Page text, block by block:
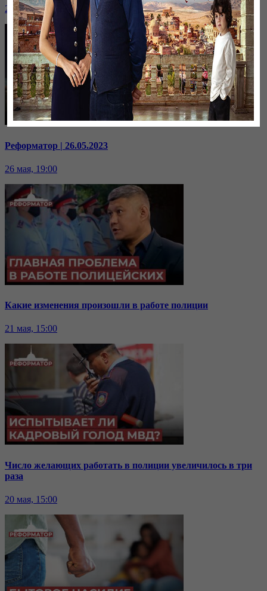
26 мая, 19:30
Реформатор | 26.05.2023
26 мая, 19:00
Какие изменения произошли в работе полиции
21 мая, 15:00
Число желающих работать в полиции увеличилось в три
раза
20 мая, 15:00